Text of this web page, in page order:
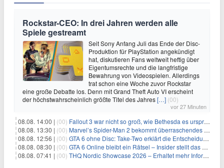
Rockstar-CEO: In drei Jahren werden alle
Spiele gestreamt
Seit Sony Anfang Juli das Ende der Disc-
Produktion für PlayStation angekündigt
hat, diskutieren Fans weltweit heftig über
Eigentumsrechte und die langfristige
Bewahrung von Videospielen. Allerdings
trat schon eine Woche zuvor Rockstar
eine große Debatte los. Denn mit Grand Theft Auto VI erscheint
der höchstwahrscheinlich größte Titel des Jahres[…] (00)
vor 27 Minuten
08.08. 14:00 | (00) Fallout 3 war nicht so groß, wie Bethesda es ursprünglich wollte
08.08. 13:30 | (00) Marvel’s Spider-Man 2 bekommt überraschendes PS5-Update mit gewünschter Komfortfunktion
08.08. 12:56 | (00) GTA 6 ohne Disc: Take-Two erklärt die Entscheidung für Download-Codes
08.08. 08:30 | (00) GTA 6 Online bleibt ein Rätsel – Insider stellt das neue Gerücht klar
08.08. 07:41 | (00) THQ Nordic Showcase 2026 – Erhaltet mehr Informationen